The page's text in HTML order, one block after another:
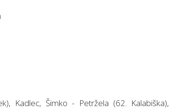
Kadlec, Šimko - Petržela (62. Kalabiška),